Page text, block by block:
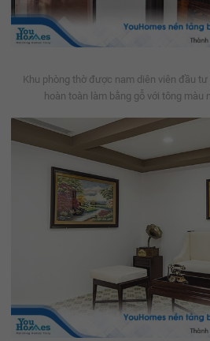
Khu phòng thờ được nam diên viên đầu
hoàn toàn làm bằng gỗ với tông màu